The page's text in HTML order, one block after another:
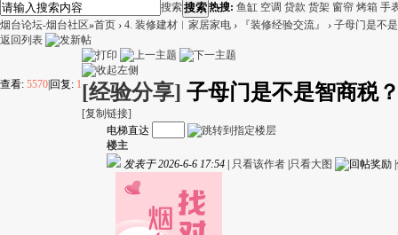
搜索搜索热搜: 鱼缸 空调 贷款 货架 窗帘 烤箱 手
烟台论坛-烟台社区»首页 › 4. 装修建材︱家居家电 › 『装修经验交流』 › 子母门是不
返回列表
查看: 5570 回复: 1[经验分享] 子母门是不是智商税
[复制链接]
电梯直达
楼主
发表于 2026-6-6 17:54
只看该作者 只看大图